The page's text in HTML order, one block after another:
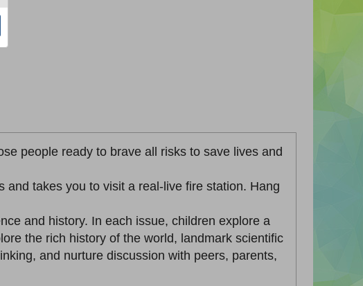
people ready to brave all risks to save lives and
takes you to visit a real-live fire station. Hang
and history. In each issue, children explore a
the rich history of the world, landmark scientific
and nurture discussion with peers, parents,